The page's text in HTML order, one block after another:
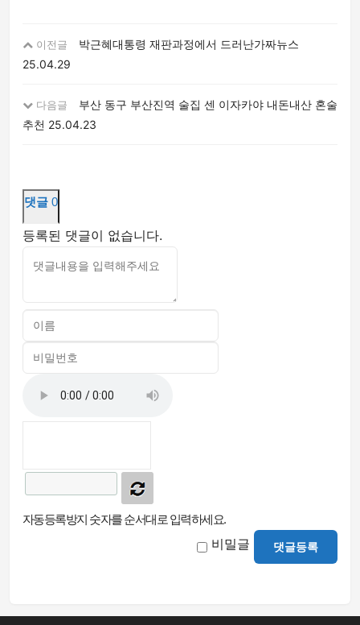
이전글
박근혜대통령 재판과정에서 드러난가짜뉴스
25.04.29
다음글
부산 동구 부산진역 술집 센 이자카야 내돈내산 혼술
추천 25.04.23
댓글 0
등록된 댓글이 없습니다.
자동등록방지 숫자를 순서대로 입력하세요.
비밀글 댓글등록